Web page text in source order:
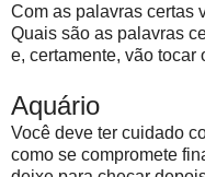
Com as palavras certas
Quais são as palavras
e, certamente, vão tocar
Aquário
Você deve ter cuidado
como se compromete